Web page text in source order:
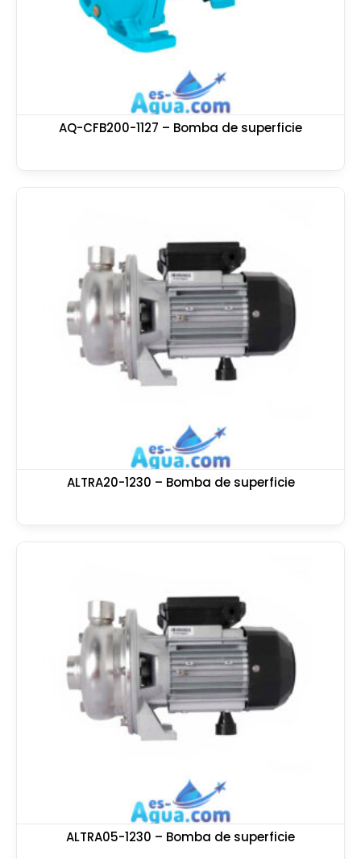
AQ-CFB200-1127 – Bomba de superficie
ALTRA20-1230 – Bomba de superficie
ALTRA05-1230 – Bomba de superficie